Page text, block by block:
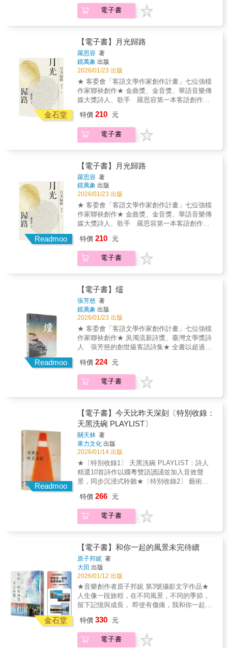
露骨的刻劃、嫻熟的象徵與樸素的母語、淡漠
的腔調與沉重的陰影對比出的多重矛盾，形成
巨大的閱讀張力，或某種幽微、曖昧、脆弱的
美、充滿未預期的情節或奇想的作品，精巧、
曲折的布局、濃重又冷冽的筆觸、生動又細膩
的畫面或電影場景帶著銳利的刮痕與創疤，令
人印象深刻。 ──羅智成（詩人）
的殘忍。赤子不將語言修飾爲華麗，來抵禦現
實的風寒，他擁抱一種更爲任性的慾望，想要
透過裸裎，證明原本已值得被愛，請看見並且
愛上這樣的我。即使在人們前進的地方像一個
最顯眼的路障，即使經歷太多選擇與不被選
擇，而長滿稜角，也請你們看見周先陌，他不
曾在自己的語言中忘記溫柔。他就像個赤裸的
孩童，透過鏡面凝視自己，同時發現身後無比
衰老的世界，那裡有神明的慶典，有失智的老
人，有無數成熟的果實爛在樹上，他不能提前
領會死亡，卻真心為一個春天即將迎來的結局
感到悲傷。 ──扈嘉仁（詩人）這是一部努力壓
抑又自我揭露的詩集。充滿著由隱晦的訊息與
露骨的刻劃、嫻熟的象徵與樸素的母語、淡漠
的腔調與沉重的陰影對比出的多重矛盾，形成
美、充滿未預期的情節或奇想的作品，精巧、
曲折的布局、濃重又冷冽的筆觸、生動又細膩
的畫面或電影場景帶著銳利的刮痕與創疤，令
人印象深刻。 ──羅智成（詩人）
像——張芳慈的第三本客語現代詩集《爧》集
神話寓言故事、生態人文、宇宙奧祕等多元素
種問題的關注，並將自身多年來對臺灣土地與
文學發展的這份心意，用客語化成一篇篇充滿
生命力的詩。她的語言鮮活、充滿張力，如同
一股清流，滌淨世俗風塵。詩人張芳慈不僅是
客語詩壇的先行者，更是臺灣當代詩壇上一道
不可或缺的、質樸而有力的光明。在《爧》這
本詩集裡不僅是客家的詩，同時也是她對人生
百味的醒悟。會心無常，超越想像——張芳慈
个第三本客話現代詩集《爧》同神話寓言故
下，將萬物輪迴、生死循環个自然道理融合其
中，希望透過現代詩創作，喊醒讀者對人間種
種問題个關懷，還過將自家長年以來對臺灣土
一篇生命力淰淰个現代詩。厥个語言活跳、有
張力，親像一窟淨俐个泉水，同世俗風塵洗淨
來。詩人張芳慈毋單淨係客話詩壇个擎頭人，
更加係臺灣當代詩壇項一道做毋得缺少个、篤
實同有力个光明。在《爧》這本詩集裡背毋只
係客家个詩，同時乜係佢對人生滋味个覺悟。
________________________________________
電子書
金石堂
【電子書】月光歸路
羅思容 著
鏡萬象 出版
2026/01/23 出版
★ 客委會「客語文學作家創作計畫」七位強檔
作家聯袂創作★ 金曲獎、金音獎、華語音樂傳
媒大獎詩人、歌手 羅思容第一本客語創作詩
詳盡華語註解，讓讀者輕鬆閱讀客家文學。林
中路 我遇見 千樹萬葉每一個光影是哲思的小
花金曲獎最佳客語專輯、最佳客語歌手羅思容
憶、愛與精神家園的重建。月光，在各種文
化、神話、詩歌、文學、童謠中，承載著豐富
的象徵語言。 羅思容的詩優美而有音樂性。她
用客語描寫著景物、關係、光影。從她的詩句
中，彷彿浮現出一條月光遍照之路。在柔和的
光亮中，是一條連結著我們與生命底蘊、文化
初始的根源之路，也是創造與想像之路。 林中
路 𠊎逢著 千樹萬葉每隻光影就係哲思个花
苞金曲獎最佳客語專輯、最佳客語歌手羅思容
題，有關誕生、愛情、親情、家園、離散、記
憶、愛摎精神家園个重建。月光，在各種文
化、神話、詩歌、文學、童謠中，承載等豐富
用客語描寫景物、關係、光影。從厥个詩句
中，親像有現出一條月光遍照之路。在溫柔个
光線中，係一條連結等𫣆俚摎生命底蘊、文化起
勢个根源之路，也係創造同想像个路。
________________________________________
特價 210 元
電子書
Readmoo
【電子書】月光歸路
羅思容 著
鏡萬象 出版
2026/01/23 出版
★ 客委會「客語文學作家創作計畫」七位強檔
作家聯袂創作★ 金曲獎、金音獎、華語音樂傳
媒大獎詩人、歌手 羅思容第一本客語創作詩
詳盡華語註解，讓讀者輕鬆閱讀客家文學。林
中路 我遇見 千樹萬葉每一個光影是哲思的小
花金曲獎最佳客語專輯、最佳客語歌手羅思容
憶、愛與精神家園的重建。月光，在各種文
化、神話、詩歌、文學、童謠中，承載著豐富
的象徵語言。 羅思容的詩優美而有音樂性。她
用客語描寫著景物、關係、光影。從她的詩句
中，彷彿浮現出一條月光遍照之路。在柔和的
光亮中，是一條連結著我們與生命底蘊、文化
初始的根源之路，也是創造與想像之路。 林中
路 𠊎逢著 千樹萬葉每隻光影就係哲思个花
苞金曲獎最佳客語專輯、最佳客語歌手羅思容
題，有關誕生、愛情、親情、家園、離散、記
憶、愛摎精神家園个重建。月光，在各種文
化、神話、詩歌、文學、童謠中，承載等豐富
用客語描寫景物、關係、光影。從厥个詩句
中，親像有現出一條月光遍照之路。在溫柔个
光線中，係一條連結等𫣆俚摎生命底蘊、文化起
勢个根源之路，也係創造同想像个路。
________________________________________
特價 210 元
電子書
Readmoo
【電子書】爧
張芳慈 著
鏡萬象 出版
2026/01/23 出版
★ 客委會「客語文學作家創作計畫」七位強檔
作家聯袂創作★ 吳濁流新詩獎、臺灣文學獎詩
人 張芳慈的創世級客語詩集★ 全書以超過
讓讀者輕鬆閱讀客家文學。領悟無常，跨越想
像——張芳慈的第三本客語現代詩集《爧》集
神話寓言故事、生態人文、宇宙奧祕等多元素
種問題的關注，並將自身多年來對臺灣土地與
文學發展的這份心意，用客語化成一篇篇充滿
生命力的詩。她的語言鮮活、充滿張力，如同
一股清流，滌淨世俗風塵。詩人張芳慈不僅是
客語詩壇的先行者，更是臺灣當代詩壇上一道
不可或缺的、質樸而有力的光明。在《爧》這
本詩集裡不僅是客家的詩，同時也是她對人生
百味的醒悟。會心無常，超越想像——張芳慈
个第三本客話現代詩集《爧》同神話寓言故
事、生態人文、宇宙奧祕這兜多元素材聚共
中，希望透過現代詩創作，喊醒讀者對人間種
種問題个關懷，還過將自家長年以來對臺灣土
地同文學發展个這份心意，用客話寫出一篇又
張力，親像一窟淨俐个泉水，同世俗風塵洗淨
來。詩人張芳慈毋單淨係客話詩壇个擎頭人，
更加係臺灣當代詩壇項一道做毋得缺少个、篤
實同有力个光明。在《爧》這本詩集裡背毋只
係客家个詩，同時乜係佢對人生滋味个覺悟。
________________________________________
特價 224 元
電子書
Readmoo
【電子書】今天比昨天深刻〔特別收錄：
天黑洗碗 PLAYLIST〕
關天林 著
果力文化 出版
2026/01/14 出版
★〔特別收錄1〕 天黑洗碗 PLAYLIST：詩人
精選10首詩作以國粵雙語讀誦並加入音效聲
景，同步沉浸式聆聽★〔特別收錄2〕 藝術家
✦✦✦✦✦✦「詩通常在夜裡寫成，然後入夢反
芻。與此同時，未洗的杯盤無眠發亮，就像歷
經亂離與磨難的室樂團，是時候讓碗裡的黑暗
詩集。從香港，到台灣，從昨天，到今天。詩
人經歷了編輯的職途、城的呼喊與崩壞、世紀
大疫、遷流到海的另一邊。寫詩，既是以詩自
渡，也是深入時間，嘗試刻下生活與時代的諸
般轉折。我的植物是小的窒息的，從窗外看它
身後的黑暗枝繁葉茂 ──〈家園〉✦✦✦✦✦✦本
書以〈天亮請編輯〉〈天黑別洗碗〉〈百浪多
息〉〈星的免疫時刻〉〈到時見〉五輯，收錄
五十四首詩作。詩集的成形，背後是詩人對
盪不安之中，我們總渴望定格，保有生命的諸
特價 266 元
電子書
金石堂
【電子書】和你一起的風景未完待續
原子邦妮 著
大田 出版
2026/01/12 出版
★音樂創作者原子邦妮 第3號攝影文字作品★
人生像一段旅程，在不同風景，不同的季節，
留下記憶與成長， 即使有傷痛，我和你一起繼
會遇見另一朵花／這一次你們會一起盛開／一
起枯萎一起掉進泥土 不再孤單__〈一起掉進泥
土〉 那曾經被愛的 跟愛過什麼人的星光／永遠
特價 330 元
電子書